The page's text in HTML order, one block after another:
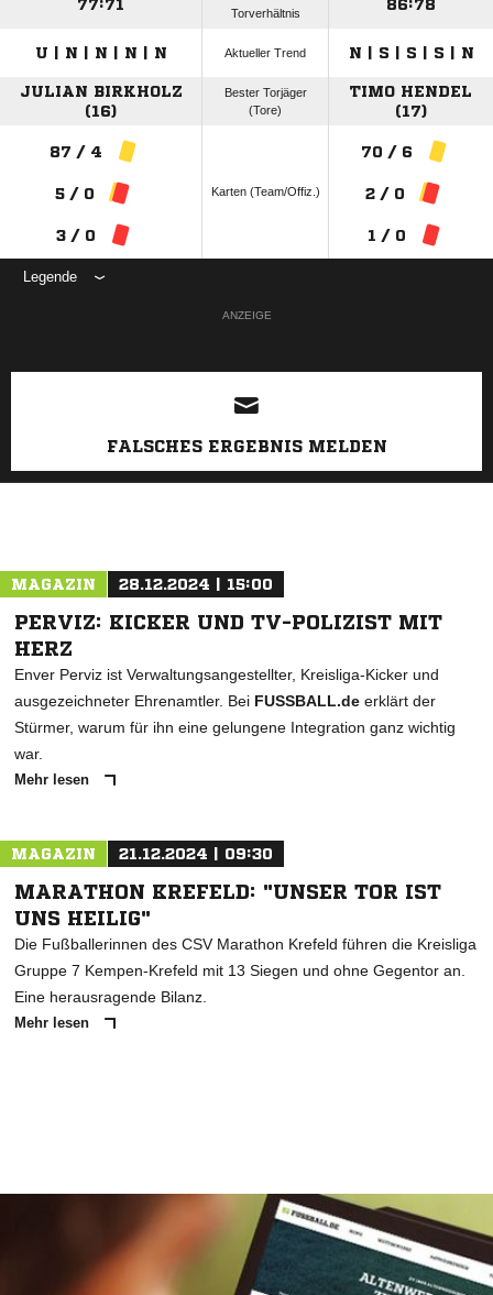
77:71
Torverhältnis
86:78
U | N | N | N | N Aktueller Trend N | S | S | S | N
JULIAN BIRKHOLZ
(16)
Bester Torjäger
(Tore)
TIMO HENDEL
(17)
87 / 4
5 / 0
3 / 0
Karten (Team/Offiz.)
70 / 6
2 / 0
1 / 0
Legende
ANZEIGE
FALSCHES ERGEBNIS MELDEN
MAGAZIN 28.12.2024 | 15:00
PERVIZ: KICKER UND TV-POLIZIST MIT
HERZ
Enver Perviz ist Verwaltungsangestellter, Kreisliga-Kicker und
ausgezeichneter Ehrenamtler. Bei FUSSBALL.de erklärt der
Stürmer, warum für ihn eine gelungene Integration ganz wichtig
war.
Mehr lesen
MAGAZIN 21.12.2024 | 09:30
MARATHON KREFELD: "UNSER TOR IST
UNS HEILIG"
Die Fußballerinnen des CSV Marathon Krefeld führen die Kreisliga
Gruppe 7 Kempen-Krefeld mit 13 Siegen und ohne Gegentor an.
Eine herausragende Bilanz.
Mehr lesen